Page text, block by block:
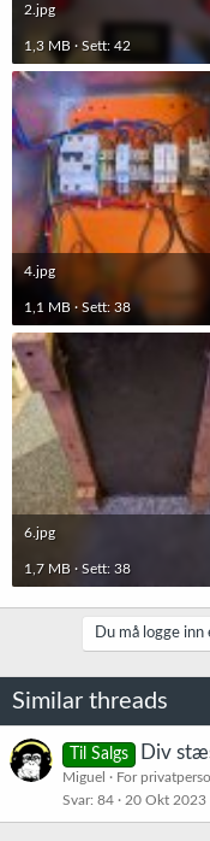
2.jpg
1,3 MB · Sett: 42
4.jpg
1,1 MB · Sett: 38
6.jpg
1,7 MB · Sett: 38
Du må logge
Similar threads
Til Salgs Div
Miguel
For
Svar 84 20 Okt 2023